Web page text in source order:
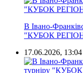
В Івано-
"КУБОК
17.06.2026, 13:04